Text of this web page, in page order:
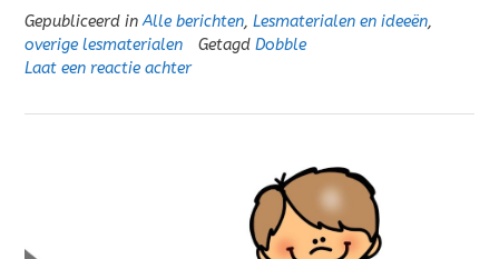
Gepubliceerd inAlle berichten, Lesmaterialen en ideeën,
overige lesmaterialen
Getagd Dobble
Laat een reactie achter